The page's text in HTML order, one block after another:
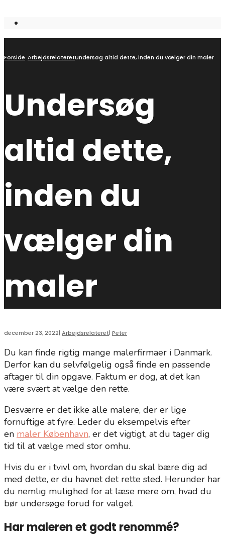
Forside ArbejdsrelateretUndersøg altid dette, inden du vælger din maler
Undersøg
altid dette,
inden du
vælger din
maler
december 23, 2022| Arbejdsrelateret| Peter
Du kan finde rigtig mange malerfirmaer i Danmark.
Derfor kan du selvfølgelig også finde en passende
aftager til din opgave. Faktum er dog, at det kan
være svært at vælge den rette.
Desværre er det ikke alle malere, der er lige
fornuftige at fyre. Leder du eksempelvis efter
en maler København, er det vigtigt, at du tager dig
tid til at vælge med stor omhu.
Hvis du er i tvivl om, hvordan du skal bære dig ad
med dette, er du havnet det rette sted. Herunder har
du nemlig mulighed for at læse mere om, hvad du
bør undersøge forud for valget.
Har maleren et godt renommé?